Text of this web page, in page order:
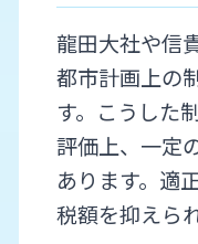
龍田大社や信
都市計画上の
す。こうした
評価上、一定
あります。適
税額を抑えら